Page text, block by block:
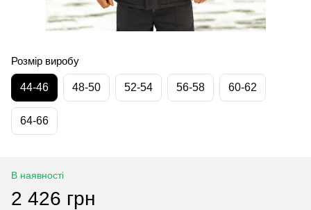
Розмір виробу
44-46 48-50 52-54 56-58 60-62
64-66
В наявності
2 426 грн